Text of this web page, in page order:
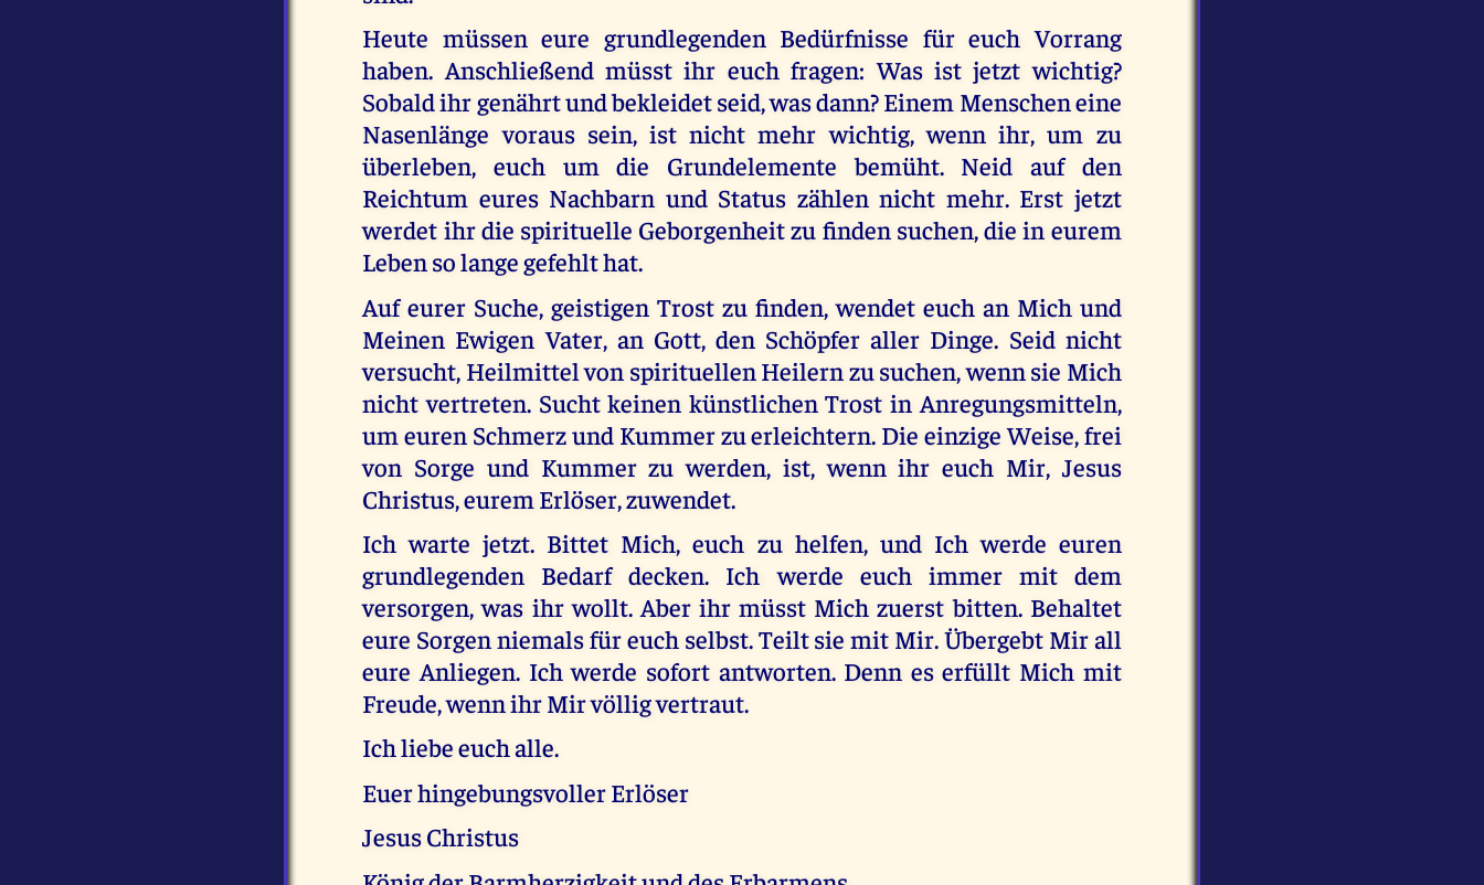
Heute müssen eure grundlegenden Bedürfnisse für euch Vorrang
haben. Anschließend müsst ihr euch fragen: Was ist jetzt wichtig?
Sobald ihr genährt und bekleidet seid, was dann? Einem Menschen eine
Nasenlänge voraus sein, ist nicht mehr wichtig, wenn ihr, um zu
überleben, euch um die Grundelemente bemüht. Neid auf den
Reichtum eures Nachbarn und Status zählen nicht mehr. Erst jetzt
werdet ihr die spirituelle Geborgenheit zu finden suchen, die in eurem
Leben so lange gefehlt hat.
Auf eurer Suche, geistigen Trost zu finden, wendet euch an Mich und
Meinen Ewigen Vater, an Gott, den Schöpfer aller Dinge. Seid nicht
versucht, Heilmittel von spirituellen Heilern zu suchen, wenn sie Mich
nicht vertreten. Sucht keinen künstlichen Trost in Anregungsmitteln,
um euren Schmerz und Kummer zu erleichtern. Die einzige Weise, frei
von Sorge und Kummer zu werden, ist, wenn ihr euch Mir, Jesus
Christus, eurem Erlöser, zuwendet.
Ich warte jetzt. Bittet Mich, euch zu helfen, und Ich werde euren
grundlegenden Bedarf decken. Ich werde euch immer mit dem
versorgen, was ihr wollt. Aber ihr müsst Mich zuerst bitten. Behaltet
eure Sorgen niemals für euch selbst. Teilt sie mit Mir. Übergebt Mir all
eure Anliegen. Ich werde sofort antworten. Denn es erfüllt Mich mit
Freude, wenn ihr Mir völlig vertraut.
Ich liebe euch alle.
Euer hingebungsvoller Erlöser
Jesus Christus